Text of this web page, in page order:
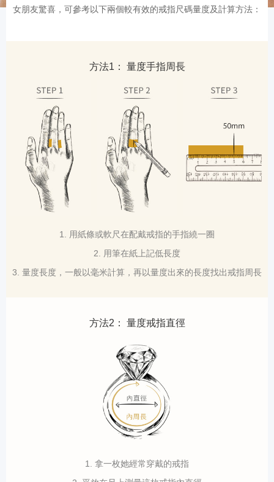
女朋友驚喜，可參考以下兩個較有效的戒指尺碼量度及計算方法：
方法1： 量度手指周長
1. 用紙條或軟尺在配戴戒指的手指繞一圈
2. 用筆在紙上記低長度
3. 量度長度，一般以毫米計算，再以量度出來的長度找出戒指周長
方法2： 量度戒指直徑
1. 拿一枚她經常穿戴的戒指